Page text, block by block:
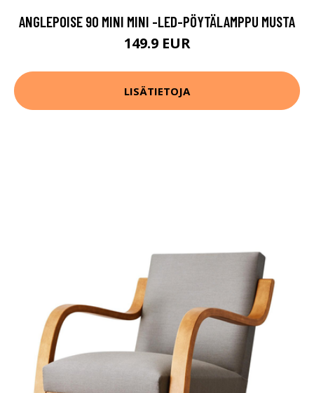
ANGLEPOISE 90 MINI MINI -LED-PÖYTÄLAMPPU MUSTA
149.9 EUR
LISÄTIETOJA